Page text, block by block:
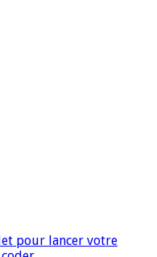
pour lancer votre